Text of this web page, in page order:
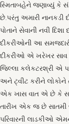
સ્મિતાબહેને જણાવ્યું કે
છે.પરંતુ અમારી
પોતાને સેવાની નવી
દીકરીઓની આ
દીકરીઓ એ ખરેખર સાવ
જિલ્લા કલેકટરશ્રી એ
અને ટ્વીટ કરીને લોકોને
એક ખાસ વાત એ છે કે
તારીખ એક જ છે
પરિવારની લાડકીઓ